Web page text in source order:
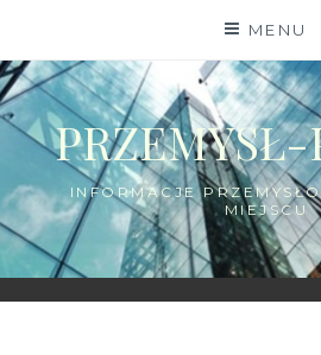
content
MENU
INFORMACJE
MIEJSCU